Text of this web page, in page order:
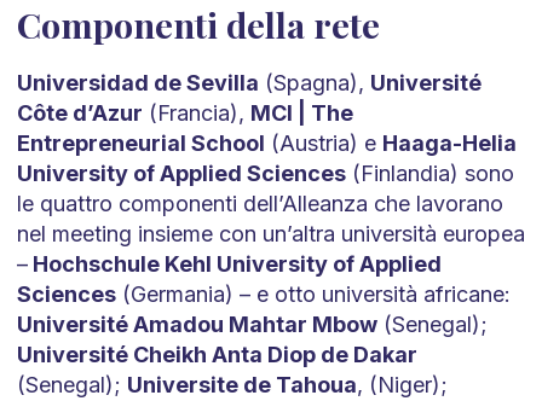
Componenti della rete
Universidad de Sevilla (Spagna), Université
Côte d’Azur (Francia), MCI | The
Entrepreneurial School (Austria) e Haaga-Helia
University of Applied Sciences(Finlandia) sono
le quattro componenti dell’Alleanza che lavorano
nel meeting insieme con un’altra università europea
–Hochschule Kehl University of Applied
Sciences(Germania) – e otto università africane:
Université Amadou Mahtar Mbow(Senegal);
Université Cheikh Anta Diop de Dakar
(Senegal); Universite de Tahoua, (Niger);